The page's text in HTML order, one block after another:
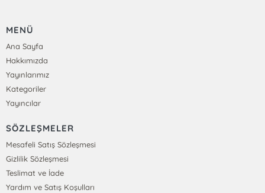
MENÜ
Ana Sayfa
Hakkımızda
Yayınlarımız
Kategoriler
Yayıncılar
SÖZLEŞMELER
Mesafeli Satış Sözleşmesi
Gizlilik Sözleşmesi
Teslimat ve İade
Yardım ve Satış Koşulları